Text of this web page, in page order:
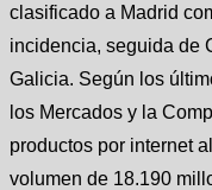
clasificado a Madrid
incidencia, seguida de
Galicia. Según los
los Mercados y la
productos por internet
volumen de 18.190